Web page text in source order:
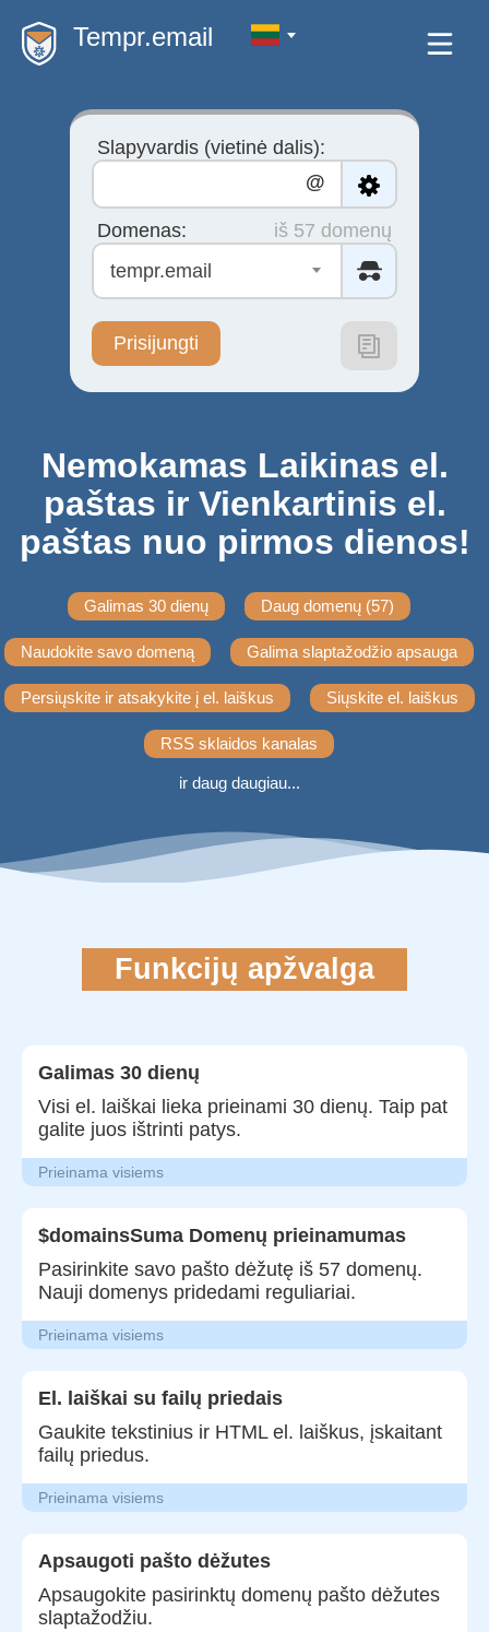
Tempr.email
Nemokamas Laikinas el.
paštas ir Vienkartinis el.
paštas nuo pirmos dienos!
Galimas 30 dienų Daug domenų (57)
Naudokite savo domeną Galima slaptažodžio apsauga
Persiųskite ir atsakykite į el. laiškus Siųskite el. laiškus
RSS sklaidos kanalas
ir daug daugiau...
Slapyvardis (vietinė dalis):
@
Domenas:
iš 57 domenų
tempr.email
Prisijungti
Funkcijų apžvalga
Galimas 30 dienų
Visi el. laiškai lieka prieinami 30 dienų. Taip pat
galite juos ištrinti patys.
Prieinama visiems
$domainsSuma Domenų prieinamumas
Pasirinkite savo pašto dėžutę iš 57 domenų.
Nauji domenys pridedami reguliariai.
Prieinama visiems
El. laiškai su failų priedais
Gaukite tekstinius ir HTML el. laiškus, įskaitant
failų priedus.
Prieinama visiems
Apsaugoti pašto dėžutes
Apsaugokite pasirinktų domenų pašto dėžutes
slaptažodžiu.